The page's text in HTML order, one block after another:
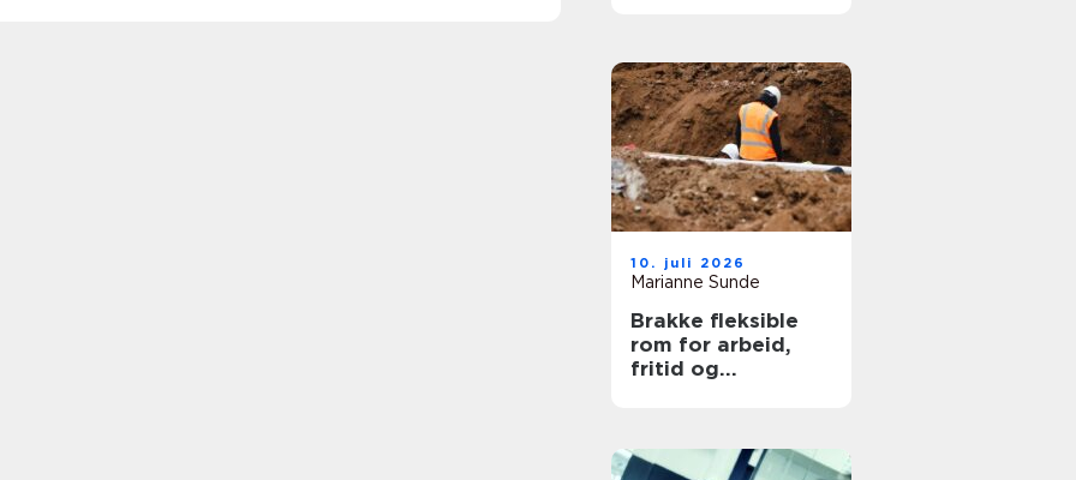
10. juli 2026
Marianne Sunde
Brakke fleksible
rom for arbeid,
fritid og